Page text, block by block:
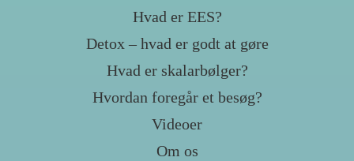
Hvad er EES?
Detox – hvad er godt at gøre
Hvad er skalarbølger?
Hvordan foregår et besøg?
Videoer
Om os